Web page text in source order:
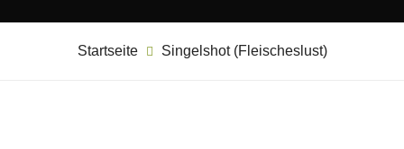
Startseite Singelshot (Fleischeslust)